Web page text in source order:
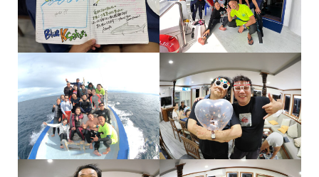
DAY1
DAY2
DAY3-5
陸上
本当にありがとうございました！！！みんな愛💗だい
すきですー！